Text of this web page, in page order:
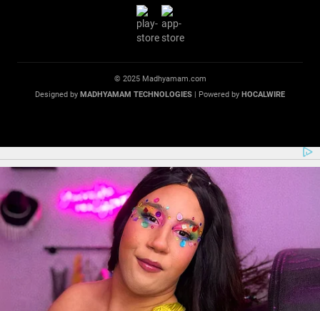
© 2025 Madhyamam.com
Designed by MADHYAMAM TECHNOLOGIES | Powered by HOCALWIRE